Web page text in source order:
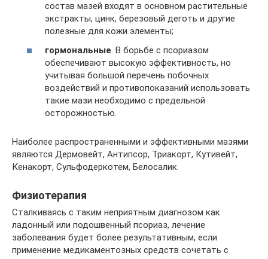
состав мазей входят в основном растительные
экстракты, цинк, березовый деготь и другие
полезные для кожи элементы;
гормональные . В борьбе с псориазом
обеспечивают высокую эффективность, но
учитывая большой перечень побочных
воздействий и противопоказаний использовать
такие мази необходимо с предельной
осторожностью.
Наиболее распространенными и эффективными мазями
являются Дермовейт, Антипсор, Триакорт, Кутивейт,
Кенакорт, Сульфодеркотем, Белосалик.
Физиотерапия
Сталкиваясь с таким неприятным диагнозом как
ладонный или подошвенный псориаз, лечение
заболевания будет более результативным, если
применение медикаментозных средств сочетать с